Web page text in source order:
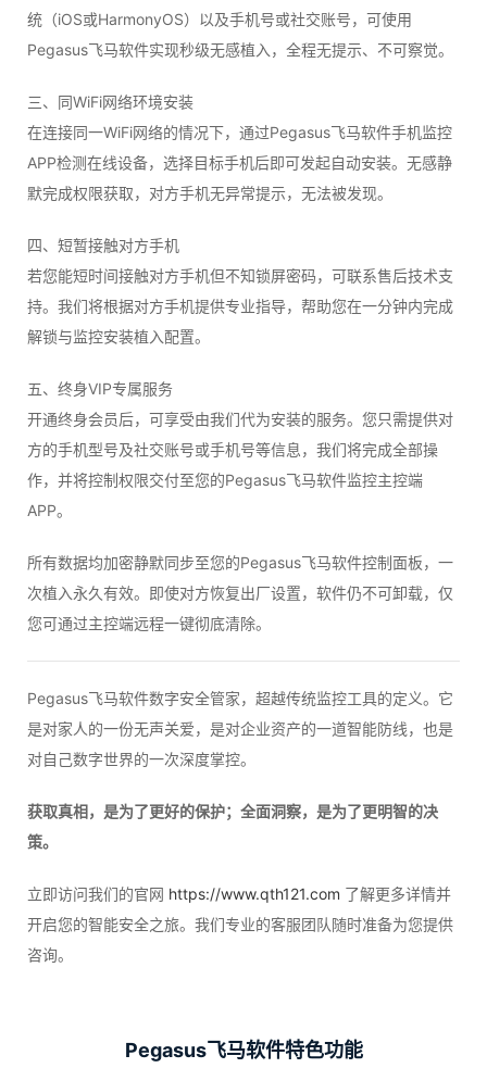
统（iOS或HarmonyOS）以及手机号或社交账号，可使用
Pegasus飞马软件实现秒级无感植入，全程无提示、不可察觉。
三、同WiFi网络环境安装
在连接同一WiFi网络的情况下，通过Pegasus飞马软件手机监控
APP检测在线设备，选择目标手机后即可发起自动安装。无感静
默完成权限获取，对方手机无异常提示，无法被发现。
四、短暂接触对方手机
若您能短时间接触对方手机但不知锁屏密码，可联系售后技术支
持。我们将根据对方手机提供专业指导，帮助您在一分钟内完成
解锁与监控安装植入配置。
五、终身VIP专属服务
开通终身会员后，可享受由我们代为安装的服务。您只需提供对
方的手机型号及社交账号或手机号等信息，我们将完成全部操
作，并将控制权限交付至您的Pegasus飞马软件监控主控端
APP。
所有数据均加密静默同步至您的Pegasus飞马软件控制面板，一
次植入永久有效。即使对方恢复出厂设置，软件仍不可卸载，仅
您可通过主控端远程一键彻底清除。
Pegasus飞马软件数字安全管家，超越传统监控工具的定义。它
是对家人的一份无声关爱，是对企业资产的一道智能防线，也是
对自己数字世界的一次深度掌控。
获取真相，是为了更好的保护；全面洞察，是为了更明智的决
策。
立即访问我们的官网 https://www.qth121.com 了解更多详情并
开启您的智能安全之旅。我们专业的客服团队随时准备为您提供
咨询。
Pegasus飞马软件特色功能